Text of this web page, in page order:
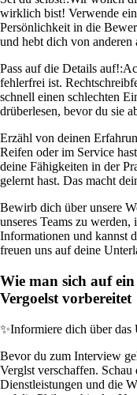
wirklich bist! Verwende
Persönlichkeit in die
und hebt dich von anderen
Pass auf die Details auf!:
fehlerfrei ist.
schnell einen schlechten
drüberlesen, bevor du sie
Erzähl von deinen
Reifen oder im Service
deine Fähigkeiten in der
gelernt hast. Das macht
Bewirb dich über unsere
unseres Teams zu
Informationen und kannst
freuen uns auf deine
Wie man sich auf
Vergoelst vorbereitet
✨Informiere dich über das
Bevor du zum Interview
Verglst verschaffen.
Dienstleistungen und die